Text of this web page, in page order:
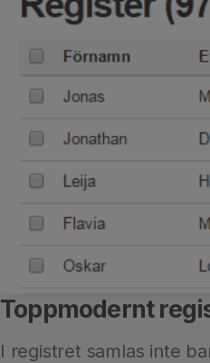
Toppmodernt
I registret samlas inte